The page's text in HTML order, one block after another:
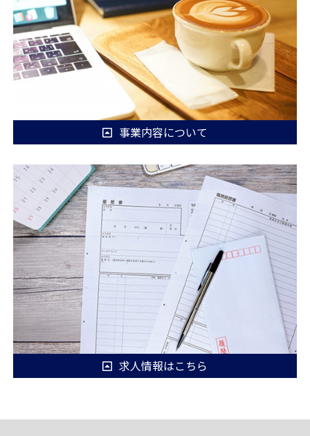
事業内容について
求人情報はこちら